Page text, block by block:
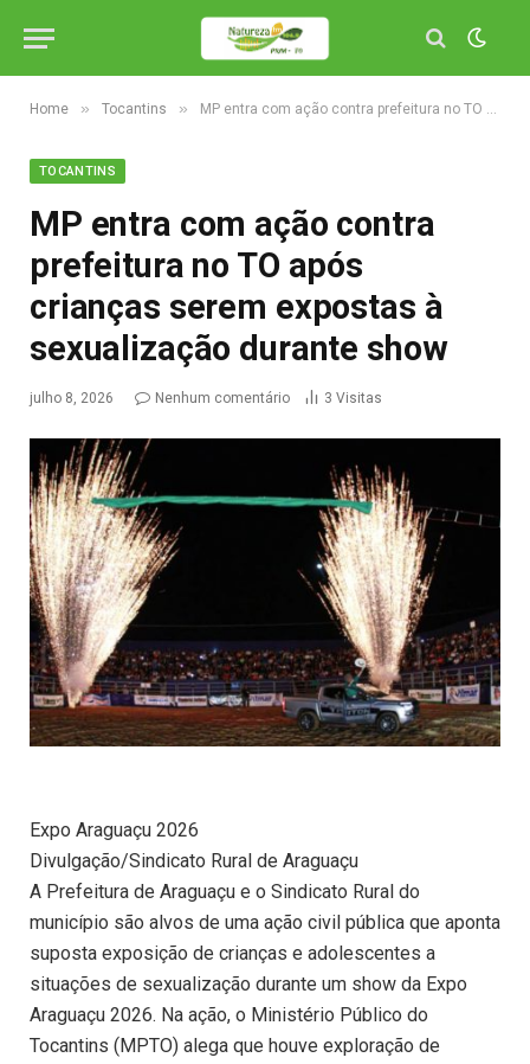
Home » Tocantins » MP entra com ação contra prefeitura no TO após crianças serem expostas à sexualização durante show
TOCANTINS
MP entra com ação contra
prefeitura no TO após
crianças serem expostas à
sexualização durante show
julho 8, 2026 Nenhum comentário 3 Visitas
Expo Araguaçu 2026
Divulgação/Sindicato Rural de Araguaçu
A Prefeitura de Araguaçu e o Sindicato Rural do
município são alvos de uma ação civil pública que aponta
suposta exposição de crianças e adolescentes a
situações de sexualização durante um show da Expo
Araguaçu 2026. Na ação, o Ministério Público do
Tocantins (MPTO) alega que houve exploração de